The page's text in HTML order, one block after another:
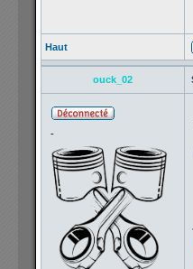
Haut
ouck_02
-